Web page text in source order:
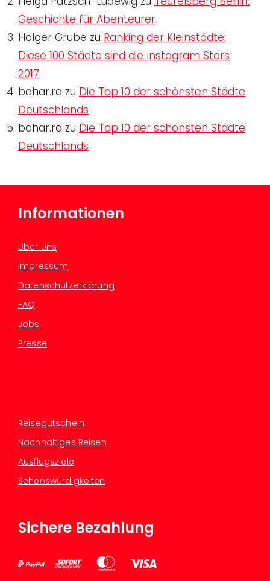
Geschichte für Abenteurer
Holger Grube zu Ranking der Kleinstädte:
Diese 100 Städte sind die Instagram Stars
2017
bahar.ra zu Die Top 10 der schönsten Städte
Deutschlands
bahar.ra zu Die Top 10 der schönsten Städte
Deutschlands
Informationen
Über Uns
Impressum
Datenschutzerklärung
FAQ
Jobs
Presse
Reisegutschein
Nachhaltiges Reisen
Ausflugsziele
Sehenswürdigkeiten
Sichere Bezahlung